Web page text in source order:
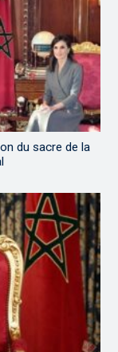
du sacre de la